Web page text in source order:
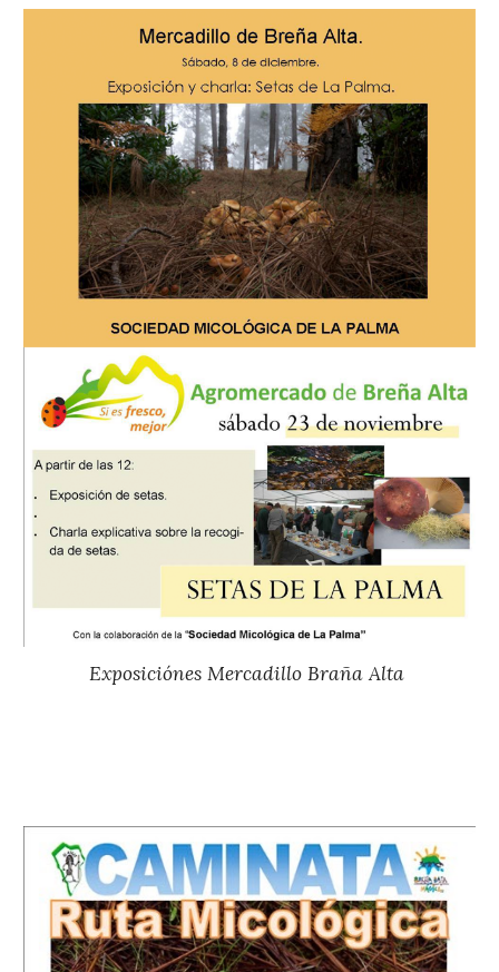
Exposiciónes Mercadillo Braña Alta